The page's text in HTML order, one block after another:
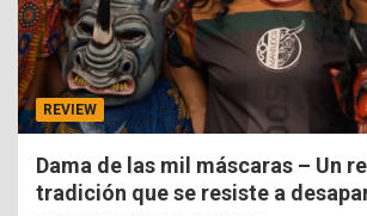
REVIEW
Dama de las mil máscaras – Un
tradición que se resiste a